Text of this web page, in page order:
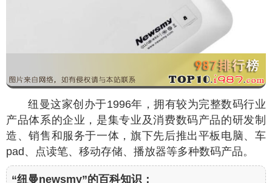
纽曼这家创办于1996年，拥有较为完整数码行业
产品体系的企业，是集专业及消费数码产品的研发制
造、销售和服务于一体，旗下先后推出平板电脑、车
pad、点读笔、移动存储、播放器等多种数码产品。
“纽曼newsmy”的百科知识：